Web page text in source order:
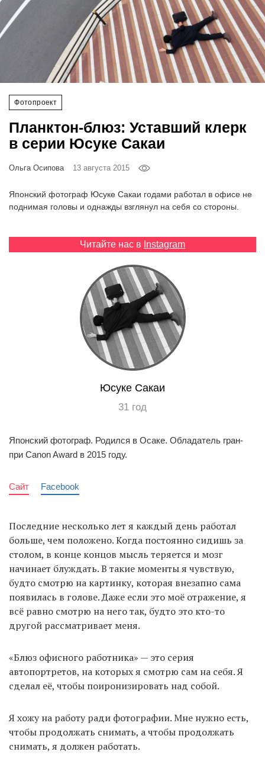
Фотопроект
Планктон-блюз: Уставший клерк
в серии Юсуке Сакаи
Ольга Осипова 13 августа 2015
Японский фотограф Юсуке Сакаи годами работал в офисе не
поднимая головы и однажды взглянул на себя со стороны.
Читайте нас в Instagram
Юсуке Сакаи
31 год
Японский фотограф. Родился в Осаке. Обладатель гран-
при Canon Award в 2015 году.
Сайт Facebook
Последние несколько лет я каждый день работал
больше, чем положено. Когда постоянно сидишь за
столом, в конце концов мысль теряется и мозг
начинает блуждать. В такие моменты я чувствую,
будто смотрю на картинку, которая внезапно сама
появилась в голове. Даже если это моё отражение, я
всё равно смотрю на него так, будто это кто-то
другой рассматривает меня.
«Блюз офисного работника» — это серия
автопортретов, на которых я смотрю сам на себя. Я
сделал её, чтобы поиронизировать над собой.
Я хожу на работу ради фотографии. Мне нужно есть,
чтобы продолжать снимать, а чтобы продолжать
снимать, я должен работать.